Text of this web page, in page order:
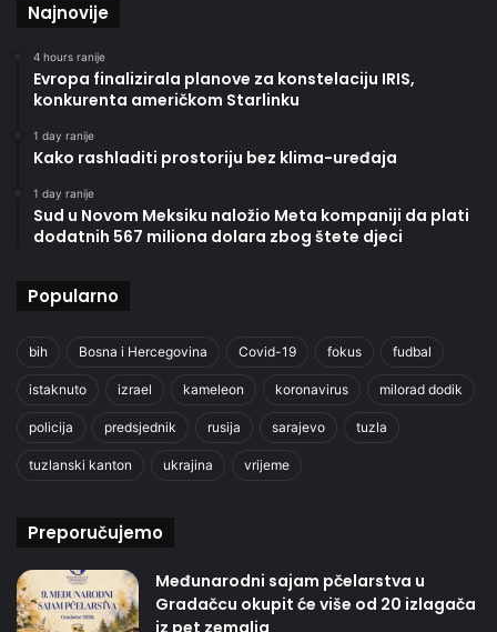
Najnovije
4 hours ranije
Evropa finalizirala planove za konstelaciju IRIS,
konkurenta američkom Starlinku
1 day ranije
Kako rashladiti prostoriju bez klima-uređaja
1 day ranije
Sud u Novom Meksiku naložio Meta kompaniji da plati
dodatnih 567 miliona dolara zbog štete djeci
Popularno
bih Bosna i Hercegovina Covid-19 fokus fudbal
istaknuto izrael kameleon koronavirus milorad dodik
policija predsjednik rusija sarajevo tuzla
tuzlanski kanton ukrajina vrijeme
Preporučujemo
Međunarodni sajam pčelarstva u
Gradačcu okupit će više od 20 izlagača